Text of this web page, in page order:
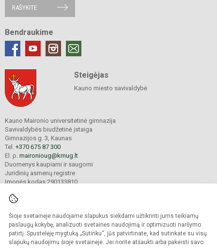
Šioje svetainėje naudojame slapukus siekdami užtikrinti jums teikiamų
paslaugų kokybę, analizuoti svetainės naudojimą ir optimizuoti naršymo
patirtį. Spustelėję mygtuką „Sutinku“, jūs patvirtinate, kad sutinkate su visų
slapukų naudojimu šioje svetainėje. Jei norite atšaukti arba pakeisti savo
RAŠYKITE
Bendraukime
Steigėjas
Kauno miesto savivaldybė
Kauno Maironio universitetinė gimnazija
Savivaldybės biudžetinė įstaiga
Gimnazijos g. 3, Kaunas
Tel. +370 675 87 300
El. p. maironioug@kmug.lt
Duomenys kaupiami ir saugomi
Juridinių asmenų registre
Įmonės kodas 290133810
© 2025. Kauno Maironio universitetinė gimnazija. Visos teisės saugomos.
Kopijuoti turinį be raštiško įstaigos administracijos sutikimo griežtai draudžiama.
Prieinamumo paraiška Slapukų valdymas